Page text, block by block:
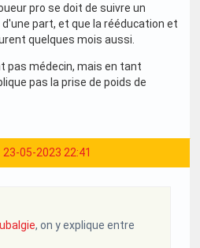
pro se doit de suivre un
part, et que la rééducation et
quelques mois aussi.
pas médecin, mais en tant
pas la prise de poids de
23-05-2023 22:41
, on y explique entre